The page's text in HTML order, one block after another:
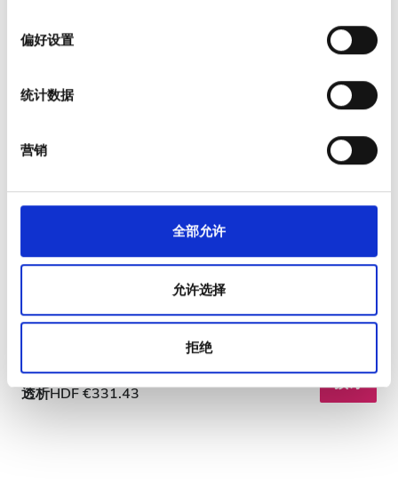
我们使用 Cookie 来制作贴合用户需求的内容与广告、提供
体、广告和分析合作伙伴分享您对我们网站的使用情况，
偏好设置
统计数据
营销
全部允许
允许选择
拒绝
Kasih Ibu Hospital Tabanan
巴厘岛, 印度尼西亚
17.03 距离市中心公里数
透析HD €265.64
透析HDF €331.43
预订